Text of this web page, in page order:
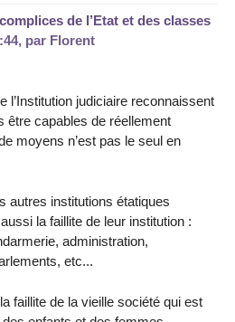
de l’Etat et des classes
, par Florent
l’Institution judiciaire reconnaissent
être capables de réellement
moyens n’est pas le seul en
autres institutions étatiques
la faillite de leur institution :
administration,
etc...
faillite de la vieille société qui est